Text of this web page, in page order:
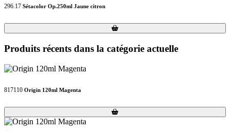
296.17 Sétacolor Op.250ml Jaune citron
Loading...
Loading...
Produits récents dans la catégorie actuelle
817110 Origin 120ml Magenta
Loading...
Loading...